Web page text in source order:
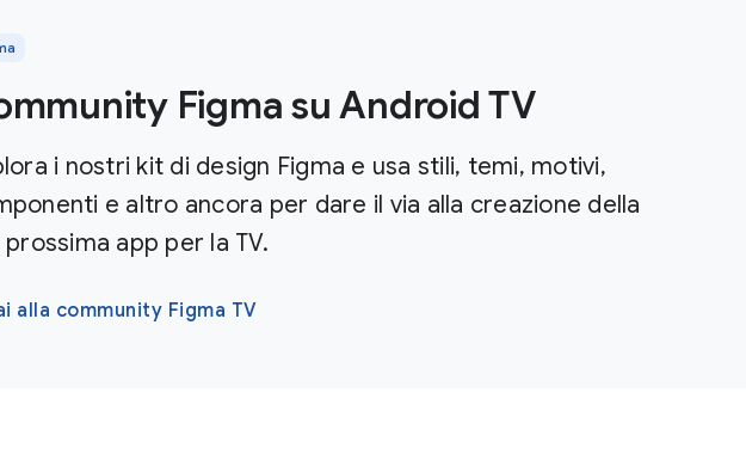
Figma su Android TV
i nostri kit di design Figma e usa stili, temi, motivi,
e altro ancora per dare il via alla creazione della
app per la TV.
alla community Figma TV